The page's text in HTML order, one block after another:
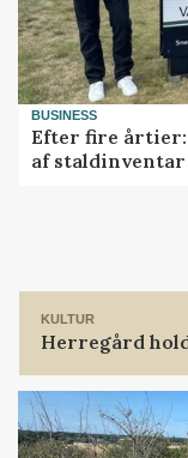
BUSINESS
Efter fire årtier:
af
KULTUR
Herregård